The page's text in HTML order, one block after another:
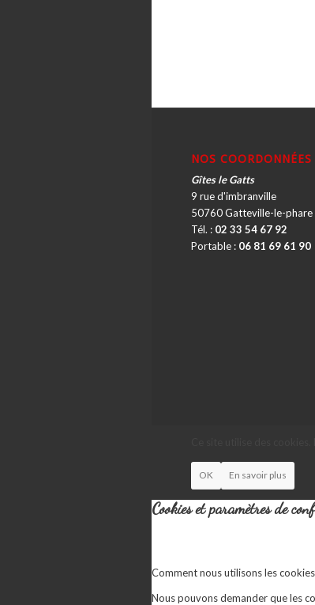
NOS COORDONNÉES
Gîtes le Gatts
9 rue d'imbranville
50760 Gatteville-le-phare
Tél. : 02 33 54 67 92
Portable : 06 81 69 61 90
OK En savoir plus
Cookies et paramètres de
Comment nous utilisons les cookies
Nous pouvons demander que les